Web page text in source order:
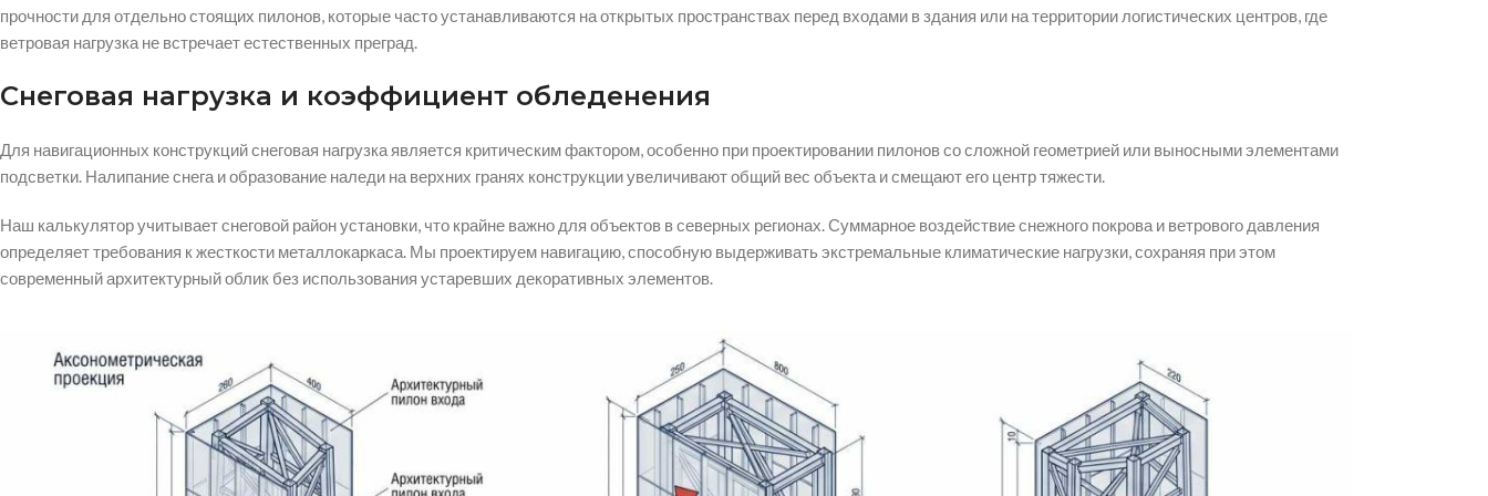
прочности для отдельно стоящих пилонов, которые часто устанавливаются на открытых пространствах перед входами в здания или на территории логистических центров, где
ветровая нагрузка не встречает естественных преград.
Снеговая нагрузка и коэффициент обледенения
Для навигационных конструкций снеговая нагрузка является критическим фактором, особенно при проектировании пилонов со сложной геометрией или выносными элементами
подсветки. Налипание снега и образование наледи на верхних гранях конструкции увеличивают общий вес объекта и смещают его центр тяжести.
Наш калькулятор учитывает снеговой район установки, что крайне важно для объектов в северных регионах. Суммарное воздействие снежного покрова и ветрового давления
определяет требования к жесткости металлокаркаса. Мы проектируем навигацию, способную выдерживать экстремальные климатические нагрузки, сохраняя при этом
современный архитектурный облик без использования устаревших декоративных элементов.